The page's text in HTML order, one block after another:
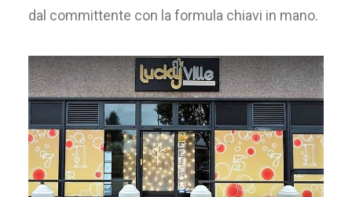
dal committente con la formula chiavi in mano.